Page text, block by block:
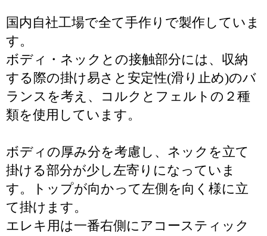
国内自社工場で全て手作りで製作していま
す。
ボディ・ネックとの接触部分には、収納
する際の掛け易さと安定性(滑り止め)のバ
ランスを考え、コルクとフェルトの２種
類を使用しています。
ボディの厚み分を考慮し、ネックを立て
掛ける部分が少し左寄りになっていま
す。トップが向かって左側を向く様に立
て掛けます。
エレキ用は一番右側にアコースティック